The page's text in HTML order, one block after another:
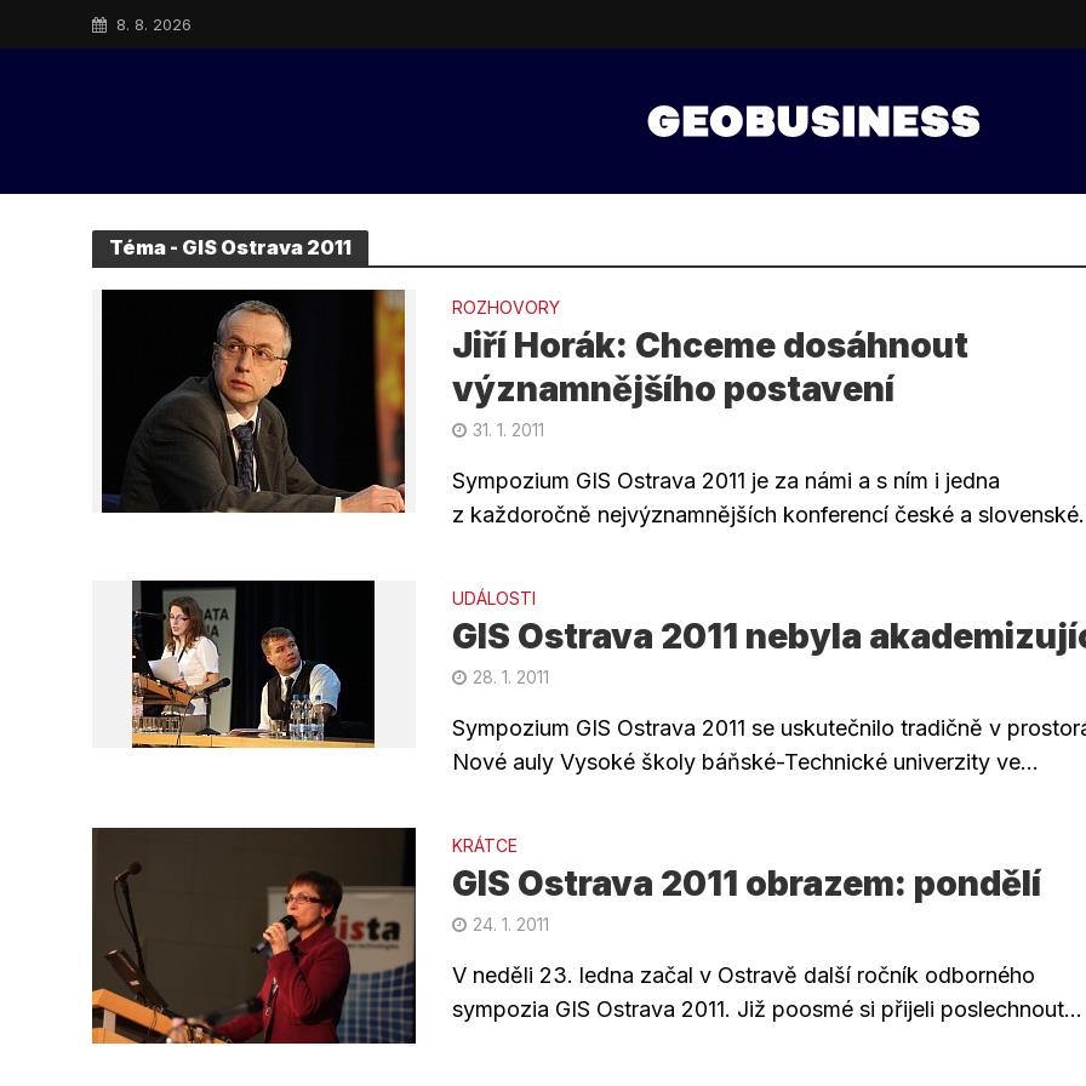
8. 8. 2026
Téma - GIS Ostrava 2011
ROZHOVORY
Jiří Horák: Chceme dosáhnout
významnějšího postavení
31. 1. 2011
Sympozium GIS Ostrava 2011 je za námi a s ním i jedna
z každoročně nejvýznamnějších konferencí české a
UDÁLOSTI
GIS Ostrava 2011 nebyla
28. 1. 2011
Sympozium GIS Ostrava 2011 se uskutečnilo tradičně v
Nové auly Vysoké školy báňské-Technické univerzity ve...
KRÁTCE
GIS Ostrava 2011 obrazem: pondělí
24. 1. 2011
V neděli 23. ledna začal v Ostravě další ročník odborného
sympozia GIS Ostrava 2011. Již poosmé si přijeli poslechnout...